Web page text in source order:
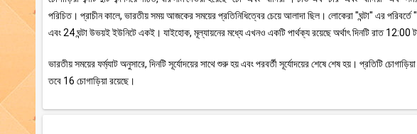
পরিচিত। প্রাচীন কালে, ভারতীয় সময় আজকের সময়ের প্রতিনিধিত্বের চেয়ে আলাদা ছিল। লোকেরা "ঘন্টা" এর
এবং 24 ঘন্টা উভয়ই ইউনিটে একই। যাইহোক, মূল্যায়নের মধ্যে এখনও একটি পার্থক্য রয়েছে অর্থাৎ দিনটি রাত
ভারতীয় সময়ের ফর্ম্যাট অনুসারে, দিনটি সূর্যোদয়ের সাথে শুরু হয় এবং পরবর্তী সূর্যোদয়ের শেষে শেষ হয়। প্রতিটি
তবে 16 চোগাড়িয়া রয়েছে।